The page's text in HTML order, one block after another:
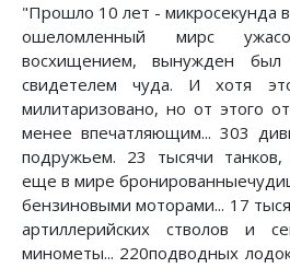
"Прошло 10 лет - микросекунда
ошеломленный мирс
восхищением, вынужден был
свидетелем чуда. И хотя
милитаризовано, но от этого
менее впечатляющим... 303
подружьем. 23 тысячи
еще в мире
бензиновыми моторами... 17
артиллерийских стволов и
минометы... 220подводных